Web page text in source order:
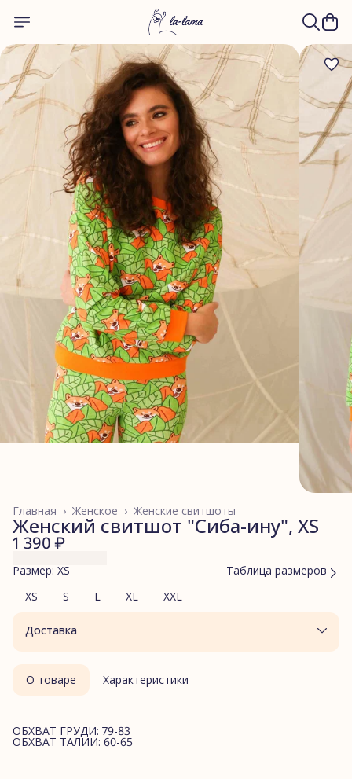
Женские свитшоты
Женское ›
Главная ›
Женский свитшот "Сиба-ину", XS
1 390 ₽
Размер: XS
Таблица размеров
XS
S L XL XXL
Доставка
О товаре Характеристики
ОБХВАТ ГРУДИ: 79-83
ОБХВАТ ТАЛИИ: 60-65